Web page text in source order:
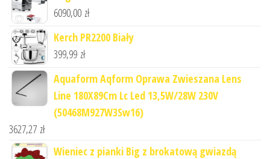
6090,00 zł
Kerch PR2200 Biały
399,99 zł
Aquaform Aqform Oprawa Zwieszana Lens
Line 180X89Cm Lc Led 13,5W/28W 230V
(50468M927W3Sw16)
3627,27 zł
Wieniec z pianki Big z brokatową gwiazdą